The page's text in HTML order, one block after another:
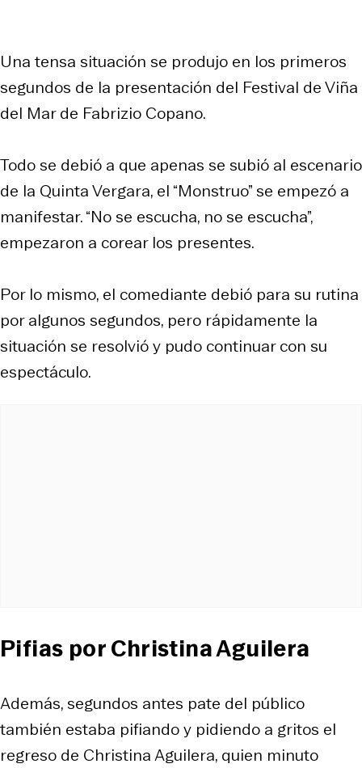
Una tensa situación se produjo en los primeros
segundos de la presentación del Festival de Viña
del Mar de Fabrizio Copano.
Todo se debió a que apenas se subió al escenario
de la Quinta Vergara, el “Monstruo” se empezó a
manifestar. “No se escucha, no se escucha”,
empezaron a corear los presentes.
Por lo mismo, el comediante debió para su rutina
por algunos segundos, pero rápidamente la
situación se resolvió y pudo continuar con su
espectáculo.
Pifias por Christina Aguilera
Además, segundos antes pate del público
también estaba pifiando y pidiendo a gritos el
regreso de Christina Aguilera, quien minuto